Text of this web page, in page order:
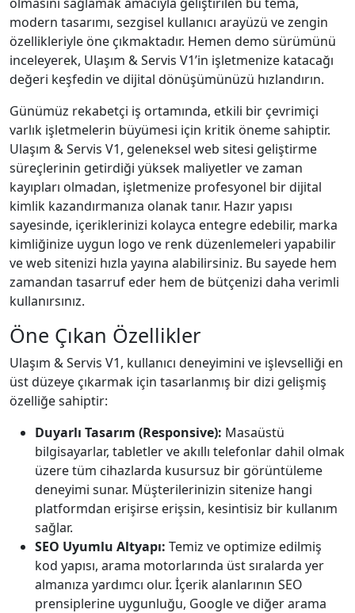
modern tasarımı, sezgisel kullanıcı arayüzü ve zengin
özellikleriyle öne çıkmaktadır. Hemen demo sürümünü
inceleyerek, Ulaşım & Servis V1’in işletmenize katacağı
değeri keşfedin ve dijital dönüşümünüzü hızlandırın.
Günümüz rekabetçi iş ortamında, etkili bir çevrimiçi
varlık işletmelerin büyümesi için kritik öneme sahiptir.
Ulaşım & Servis V1, geleneksel web sitesi geliştirme
süreçlerinin getirdiği yüksek maliyetler ve zaman
kayıpları olmadan, işletmenize profesyonel bir dijital
kimlik kazandırmanıza olanak tanır. Hazır yapısı
sayesinde, içeriklerinizi kolayca entegre edebilir, marka
kimliğinize uygun logo ve renk düzenlemeleri yapabilir
ve web sitenizi hızla yayına alabilirsiniz. Bu sayede hem
zamandan tasarruf eder hem de bütçenizi daha verimli
kullanırsınız.
Öne Çıkan Özellikler
Ulaşım & Servis V1, kullanıcı deneyimini ve işlevselliği en
üst düzeye çıkarmak için tasarlanmış bir dizi gelişmiş
özelliğe sahiptir:
Duyarlı Tasarım (Responsive): Masaüstü
bilgisayarlar, tabletler ve akıllı telefonlar dahil olmak
üzere tüm cihazlarda kusursuz bir görüntüleme
deneyimi sunar. Müşterilerinizin sitenize hangi
platformdan erişirse erişsin, kesintisiz bir kullanım
sağlar.
SEO Uyumlu Altyapı: Temiz ve optimize edilmiş
kod yapısı, arama motorlarında üst sıralarda yer
almanıza yardımcı olur. İçerik alanlarının SEO
prensiplerine uygunluğu, Google ve diğer arama